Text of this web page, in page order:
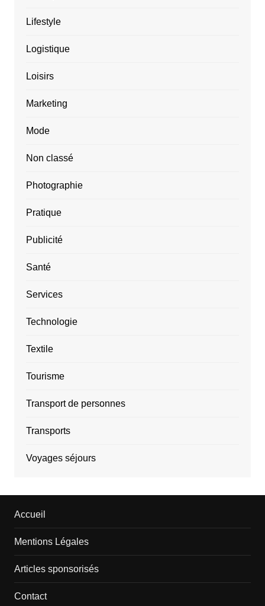
Lifestyle
Logistique
Loisirs
Marketing
Mode
Non classé
Photographie
Pratique
Publicité
Santé
Services
Technologie
Textile
Tourisme
Transport de personnes
Transports
Voyages séjours
Accueil
Mentions Légales
Articles sponsorisés
Contact